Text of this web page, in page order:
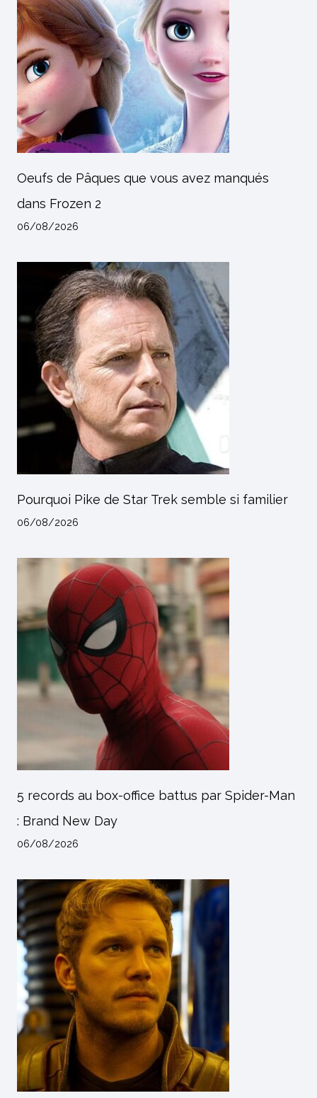
Oeufs de Pâques que vous avez manqués
dans Frozen 2
06/08/2026
Pourquoi Pike de Star Trek semble si familier
06/08/2026
5 records au box-office battus par Spider-Man
: Brand New Day
06/08/2026